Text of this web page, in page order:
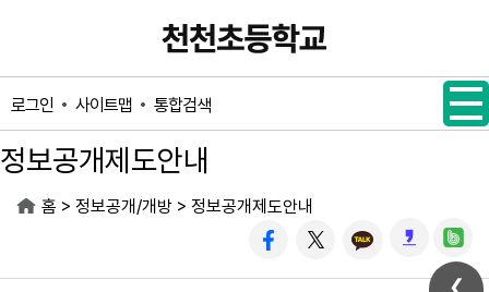
로그인 사이트맵 통합검색
정보공개제도안내
홈 > 정보공개/개방 > 정보공개제도안내